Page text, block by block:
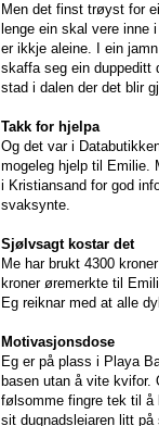
Men det finst trøyst for
lenge ein skal vere inne
er ikkje aleine. I ein
skaffa seg ein duppeditt
stad i dalen der det blir
Takk for hjelpa
Og det var i
mogeleg hjelp til Emilie.
i Kristiansand for god
svaksynte.
Sjølvsagt kostar det
Me har brukt 4300
kroner øremerkte til
Eg reiknar med at alle
Motivasjonsdose
Eg er på plass i Playa
basen utan å vite kvifor.
følsomme fingre tek til å
sit dugnadsleiaren litt